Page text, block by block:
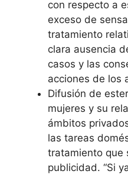
con respecto a
exceso de
tratamiento
clara ausencia
casos y las
acciones de los
Difusión de
mujeres y su
ámbitos
las tareas
tratamiento que
publicidad. “Si